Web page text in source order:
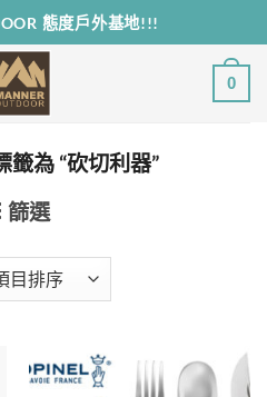
態度戶外基地!!!
0
籤為 “砍切利器”
篩選